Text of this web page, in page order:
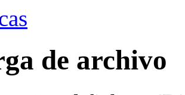
de archivo